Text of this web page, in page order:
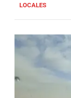
LOCALES